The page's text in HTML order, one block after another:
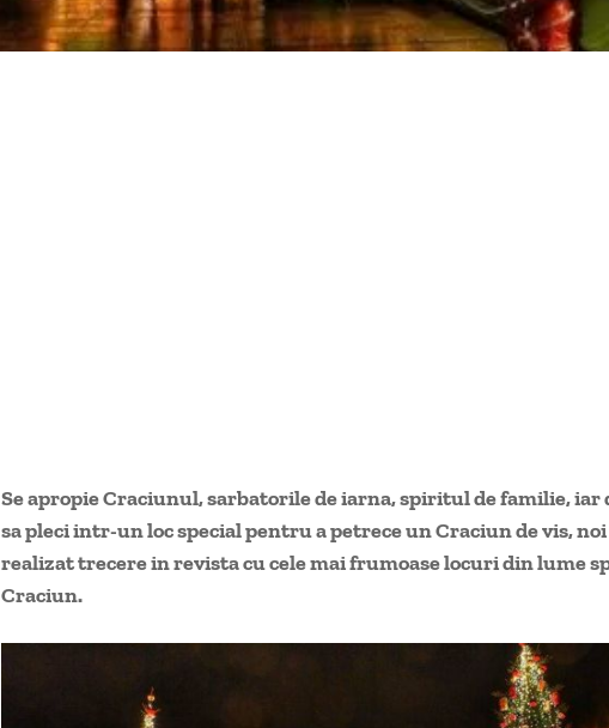
Se apropie Craciunul, sarbatorile de iarna, spiritul de familie, iar
sa pleci intr-un loc special pentru a petrece un Craciun de vis,
realizat trecere in revista cu cele mai frumoase locuri din lume
Craciun.